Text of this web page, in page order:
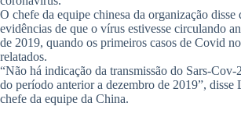
O chefe da equipe chinesa da organização disse
evidências de que o vírus estivesse circulando
de 2019, quando os primeiros casos de Covid
relatados.
“Não há indicação da transmissão do Sars-Cov-
do período anterior a dezembro de 2019”, disse
chefe da equipe da China.